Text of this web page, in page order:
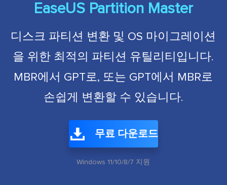
EaseUS Partition Master
디스크 파티션 변환 및 OS 마이그레이션
을 위한 최적의 파티션 유틸리티입니다.
MBR에서 GPT로, 또는 GPT에서 MBR로
손쉽게 변환할 수 있습니다.
무료 다운로드
Windows 11/10/8/7 지원